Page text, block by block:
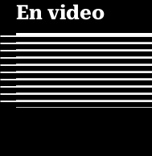
En video